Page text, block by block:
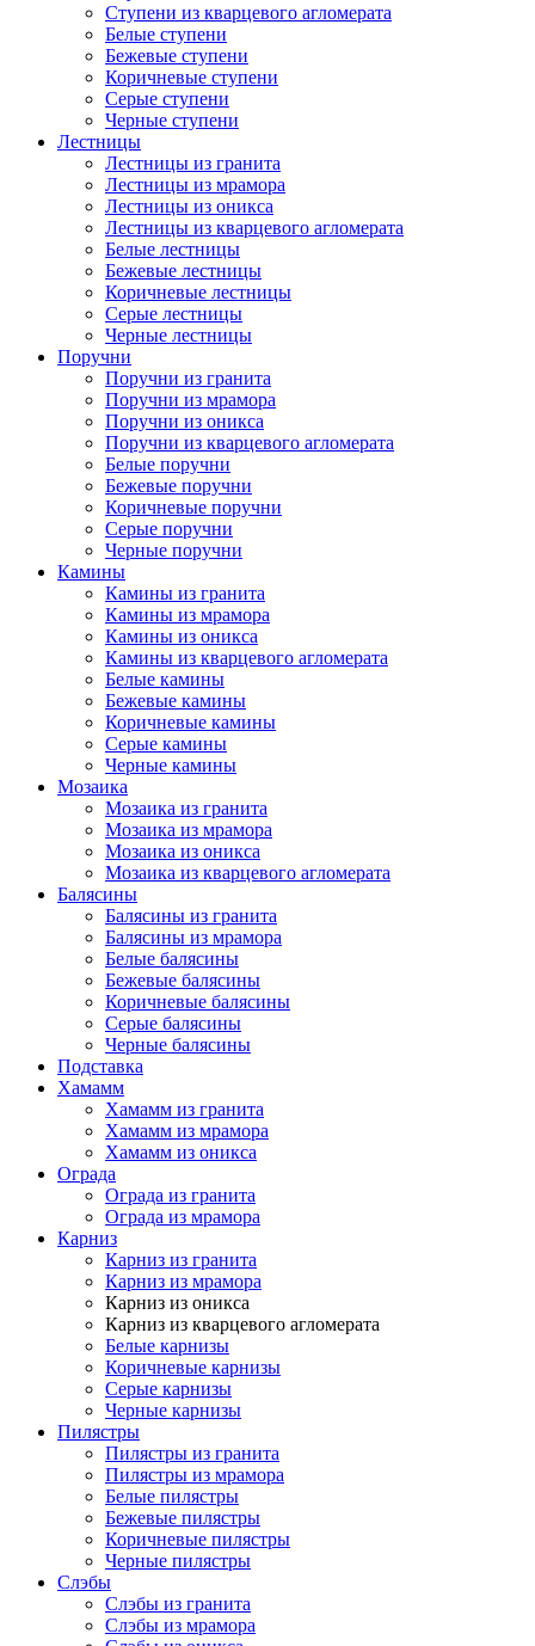
Ступени из кварцевого агломерата
Белые ступени
Бежевые ступени
Коричневые ступени
Серые ступени
Черные ступени
Лестницы
Лестницы из гранита
Лестницы из мрамора
Лестницы из оникса
Лестницы из кварцевого агломерата
Белые лестницы
Бежевые лестницы
Коричневые лестницы
Серые лестницы
Черные лестницы
Поручни
Поручни из гранита
Поручни из мрамора
Поручни из оникса
Поручни из кварцевого агломерата
Белые поручни
Бежевые поручни
Коричневые поручни
Серые поручни
Черные поручни
Камины
Камины из гранита
Камины из мрамора
Камины из оникса
Камины из кварцевого агломерата
Белые камины
Бежевые камины
Коричневые камины
Серые камины
Черные камины
Мозаика
Мозаика из гранита
Мозаика из мрамора
Мозаика из оникса
Мозаика из кварцевого агломерата
Балясины
Балясины из гранита
Балясины из мрамора
Белые балясины
Бежевые балясины
Коричневые балясины
Серые балясины
Черные балясины
Подставка
Хамамм
Хамамм из гранита
Хамамм из мрамора
Хамамм из оникса
Ограда
Ограда из гранита
Ограда из мрамора
Карниз
Карниз из гранита
Карниз из мрамора
Карниз из оникса
Карниз из кварцевого агломерата
Белые карнизы
Коричневые карнизы
Серые карнизы
Черные карнизы
Пилястры
Пилястры из гранита
Пилястры из мрамора
Белые пилястры
Бежевые пилястры
Коричневые пилястры
Черные пилястры
Слэбы
Слэбы из гранита
Слэбы из мрамора